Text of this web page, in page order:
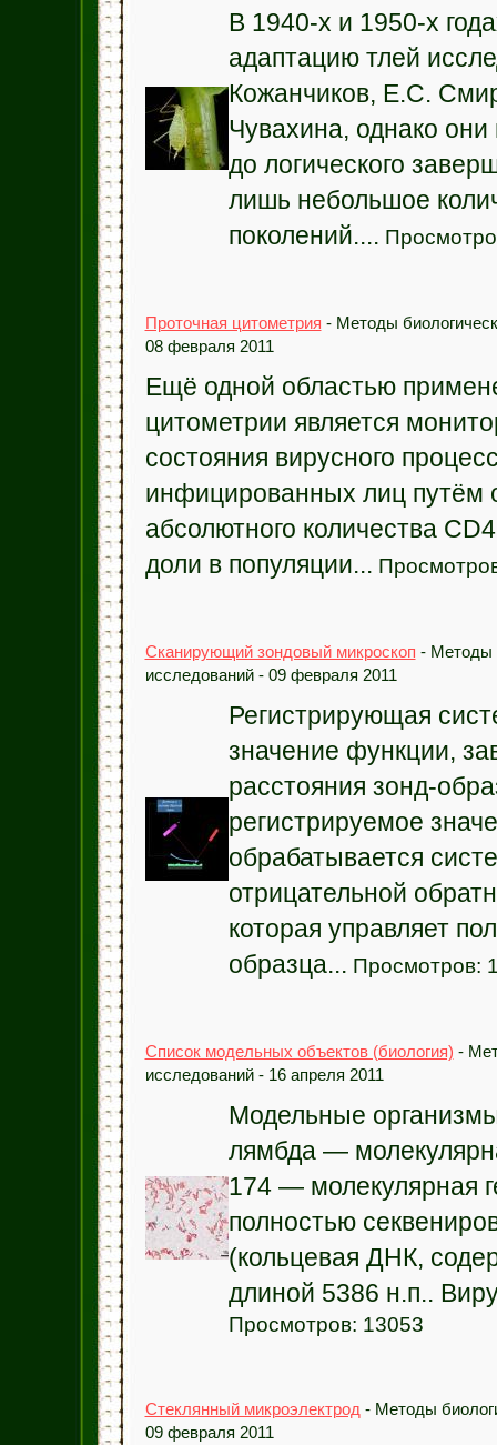
В 1940-х и 1950-х
адаптацию тлей
Кожанчиков, Е.С.
Чувахина, однако
до логического
лишь небольшое
поколений....
Проточная цитометрия - Методы
08 февраля 2011
Ещё одной областью
цитометрии является
состояния вирусного
инфицированных лиц путём
абсолютного количества
доли в популяции...
Сканирующий зондовый микроскоп - Методы
исследований - 09 февраля 2011
Регистрирующая
значение функции,
расстояния зонд-
регистрируемое
обрабатывается
отрицательной
которая управляет
образца... Просмотров:
Список модельных объектов (биология) -
исследований - 16 апреля 2011
Модельные
лямбда —
174 — молекулярная
полностью
(кольцевая ДНК,
длиной 5386 н.п..
Просмотров: 13053
Стеклянный микроэлектрод - Методы
09 февраля 2011